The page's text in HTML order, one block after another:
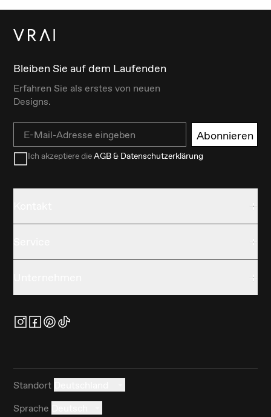
Bleiben Sie auf dem Laufenden
Erfahren Sie als erstes von neuen
Designs.
Email Abonnieren
Ich akzeptiere dieAGB & Datenschutzerklärung
Standort
Sprache